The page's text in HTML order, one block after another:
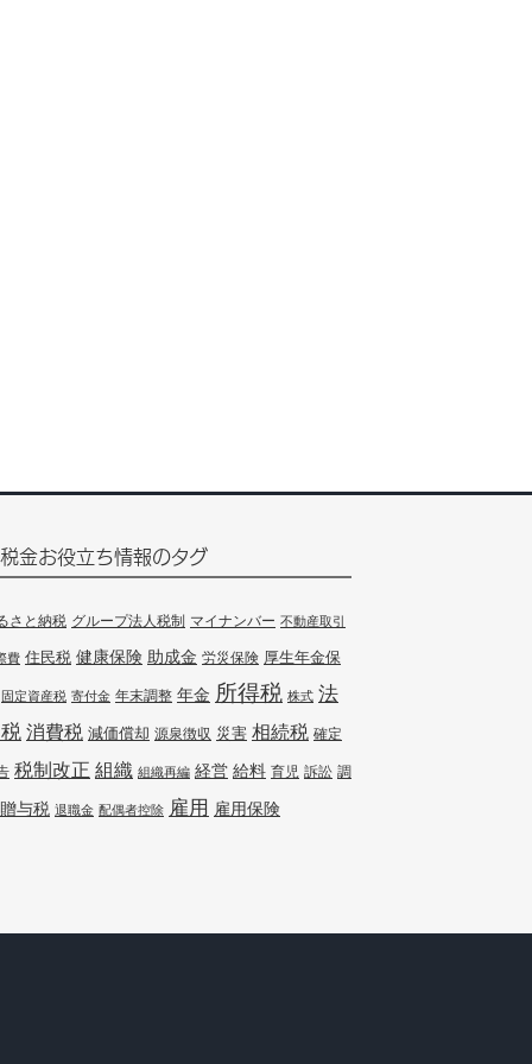
金お役立ち情報のタグ
さと納税 グループ法人税制 マイナンバー 不動産取引
費 住民税 健康保険 助成金 労災保険 厚生年金保
固定資産税 寄付金 年末調整 年金 所得税 株式 法
消費税 減価償却 源泉徴収 災害 相続税 確定
税制改正 組織 組織再編 経営 給料 育児 訴訟 調
贈与税 退職金 配偶者控除 雇用 雇用保険